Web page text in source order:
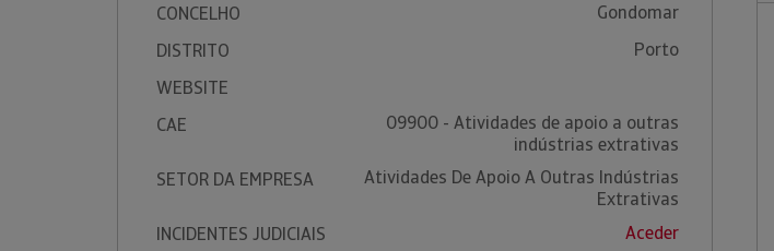
CONCELHO
Gondomar
DISTRITO
Porto
WEBSITE
CAE
09900 - Atividades de apoio a outras
indústrias extrativas
SETOR DA EMPRESA
Atividades De Apoio A Outras Indústrias
Extrativas
INCIDENTES JUDICIAIS
Aceder